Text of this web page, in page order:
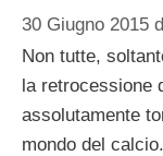
30 Giugno 2015
Non tutte,
la retrocessione
assolutamente
mondo del